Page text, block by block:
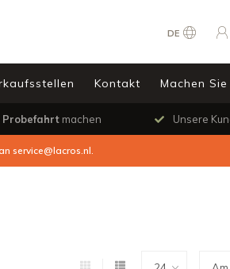
DE
Kontakt Machen
Probefahrtmachen Unsere
service@lacros.nl.